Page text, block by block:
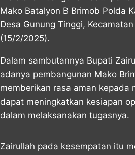
Mako Batalyon B Brimob Polda
Desa Gunung Tinggi,
(15/2/2025).
Dalam sambutannya Bupati
adanya pembangunan Mako
memberikan rasa aman kepada
dapat meningkatkan kesiapan
dalam melaksanakan tugasnya.
Zairullah pada kesempatan itu